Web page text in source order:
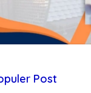
Post